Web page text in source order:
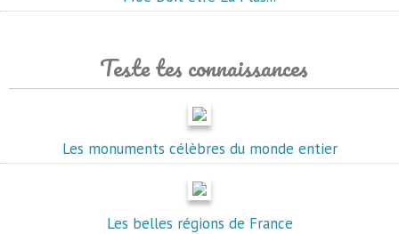
Teste tes connaissances
Les monuments célèbres du monde entier
Les belles régions de France